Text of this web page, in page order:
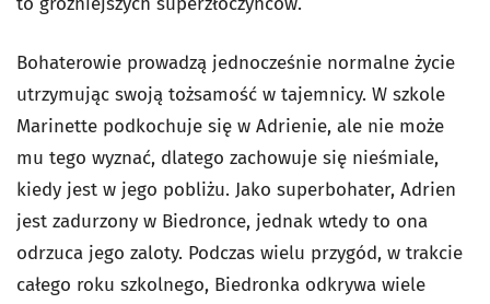
Bohaterowie prowadzą jednocześnie normalne życie
utrzymując swoją tożsamość w tajemnicy. W szkole
Marinette podkochuje się w Adrienie, ale nie może
mu tego wyznać, dlatego zachowuje się nieśmiale,
kiedy jest w jego pobliżu. Jako superbohater, Adrien
jest zadurzony w Biedronce, jednak wtedy to ona
odrzuca jego zaloty. Podczas wielu przygód, w trakcie
całego roku szkolnego, Biedronka odkrywa wiele